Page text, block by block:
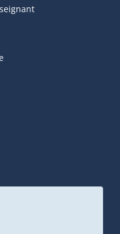
externe s'ouvrira